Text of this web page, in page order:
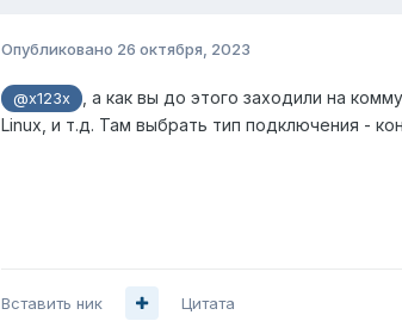
Опубликовано 26 октября, 2023
@x123x , а как вы до этого заходили на
Linux, и т.д. Там выбрать тип подключения -
Вставить ник Цитата